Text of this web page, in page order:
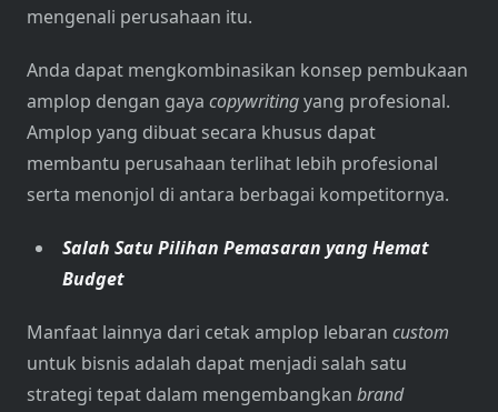
mengenali perusahaan itu.
Anda dapat mengkombinasikan konsep pembukaan
amplop dengan gaya copywritingyang profesional.
Amplop yang dibuat secara khusus dapat
membantu perusahaan terlihat lebih profesional
serta menonjol di antara berbagai kompetitornya.
Salah Satu Pilihan Pemasaran yang Hemat
Budget
Manfaat lainnya dari cetak amplop lebaran custom
untuk bisnis adalah dapat menjadi salah satu
strategi tepat dalam mengembangkan brand